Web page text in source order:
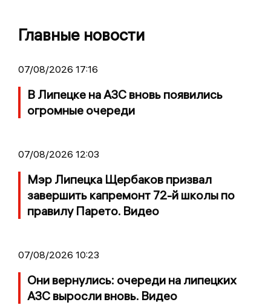
Главные новости
07/08/2026 17:16
В Липецке на АЗС вновь появились
огромные очереди
07/08/2026 12:03
Мэр Липецка Щербаков призвал
завершить капремонт 72-й школы по
правилу Парето. Видео
07/08/2026 10:23
Они вернулись: очереди на липецких
АЗС выросли вновь. Видео